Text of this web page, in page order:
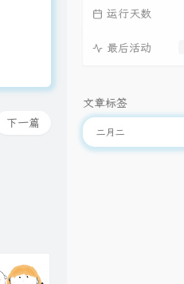
下一篇
运行天数
最后活动
文章标签
二月二